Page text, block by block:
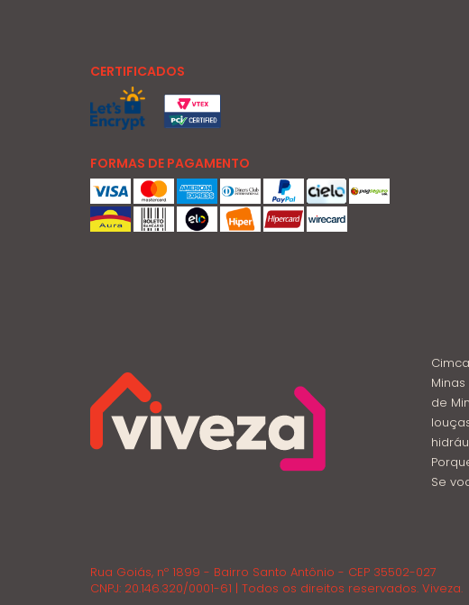
CERTIFICADOS
FORMAS DE PAGAMENTO
de
Se
Rua Goiás, nº 1899 - Bairro Santo Antônio - CEP 35502-027
CNPJ: 20.146.320/0001-61 | Todos os direitos reservados. Viveza.